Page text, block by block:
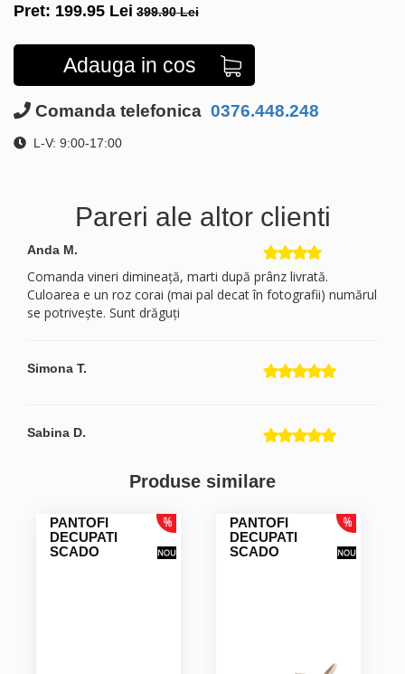
Pret: 199.95 Lei 399.90 Lei
Adauga in cos
Comanda telefonica 0376.448.248
L-V: 9:00-17:00
Pareri ale altor clienti
Anda M.
Comanda vineri dimineață, marti după prânz livrată.
Culoarea e un roz corai (mai pal decat în fotografii) numărul
se potrivește. Sunt drăguți
Simona T.
Sabina D.
Produse similare
PANTOFI
DECUPATI
SCADO
PANTOFI
DECUPATI
SCADO